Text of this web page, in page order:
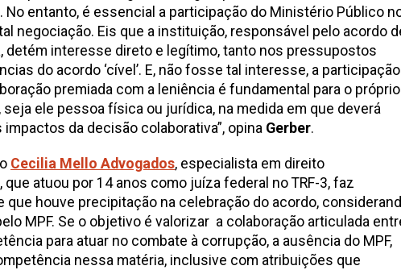
No entanto, é essencial a participação do Ministério Público
negociação. Eis que a instituição, responsável pelo acordo
detém interesse direto e legítimo, tanto nos pressupostos
do acordo ‘cível’. E, não fosse tal interesse, a
premiada com a leniência é fundamental para o próprio
ele pessoa física ou jurídica, na medida em que deverá
da decisão colaborativa”, opina Gerber.
Cecilia Mello Advogados, especialista em direito
atuou por 14 anos como juíza federal no TRF-3, faz
que houve precipitação na celebração do acordo,
MPF. Se o objetivo é valorizar a colaboração articulada
para atuar no combate à corrupção, a ausência do MPF,
nessa matéria, inclusive com atribuições que